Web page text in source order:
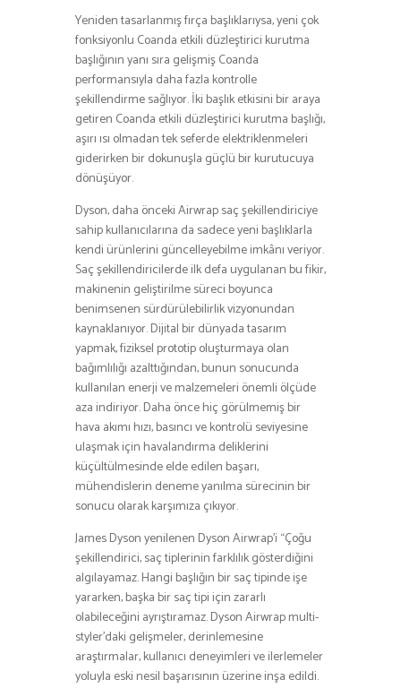
Yeniden tasarlanmış fırça başlıklarıysa, yeni çok
fonksiyonlu Coanda etkili düzleştirici kurutma
başlığının yanı sıra gelişmiş Coanda
performansıyla daha fazla kontrolle
şekillendirme sağlıyor. İki başlık etkisini bir araya
getiren Coanda etkili düzleştirici kurutma başlığı,
aşırı ısı olmadan tek seferde elektriklenmeleri
giderirken bir dokunuşla güçlü bir kurutucuya
dönüşüyor.
Dyson, daha önceki Airwrap saç şekillendiriciye
sahip kullanıcılarına da sadece yeni başlıklarla
kendi ürünlerini güncelleyebilme imkânı veriyor.
Saç şekillendiricilerde ilk defa uygulanan bu fikir,
makinenin geliştirilme süreci boyunca
benimsenen sürdürülebilirlik vizyonundan
kaynaklanıyor. Dijital bir dünyada tasarım
yapmak, fiziksel prototip oluşturmaya olan
bağımlılığı azalttığından, bunun sonucunda
kullanılan enerji ve malzemeleri önemli ölçüde
aza indiriyor. Daha önce hiç görülmemiş bir
hava akımı hızı, basıncı ve kontrolü seviyesine
ulaşmak için havalandırma deliklerini
küçültülmesinde elde edilen başarı,
mühendislerin deneme yanılma sürecinin bir
sonucu olarak karşımıza çıkıyor.
James Dyson yenilenen Dyson Airwrap’i “Çoğu
şekillendirici, saç tiplerinin farklılık gösterdiğini
algılayamaz. Hangi başlığın bir saç tipinde işe
yararken, başka bir saç tipi için zararlı
olabileceğini ayrıştıramaz. Dyson Airwrap multi-
styler’daki gelişmeler, derinlemesine
araştırmalar, kullanıcı deneyimleri ve ilerlemeler
yoluyla eski nesil başarısının üzerine inşa edildi.